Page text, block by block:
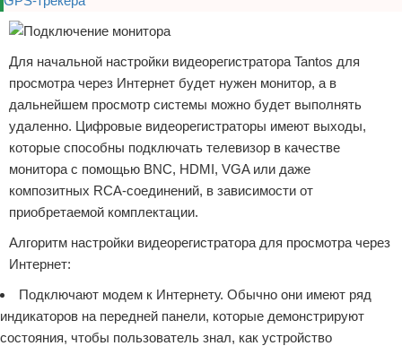
Для начальной настройки видеорегистратора Tantos для
просмотра через Интернет будет нужен монитор, а в
дальнейшем просмотр системы можно будет выполнять
удаленно. Цифровые видеорегистраторы имеют выходы,
которые способны подключать телевизор в качестве
монитора с помощью BNC, HDMI, VGA или даже
композитных RCA-соединений, в зависимости от
приобретаемой комплектации.
Алгоритм настройки видеорегистратора для просмотра через
Интернет:
Подключают модем к Интернету. Обычно они имеют ряд
индикаторов на передней панели, которые демонстрируют
состояния, чтобы пользователь знал, как устройство